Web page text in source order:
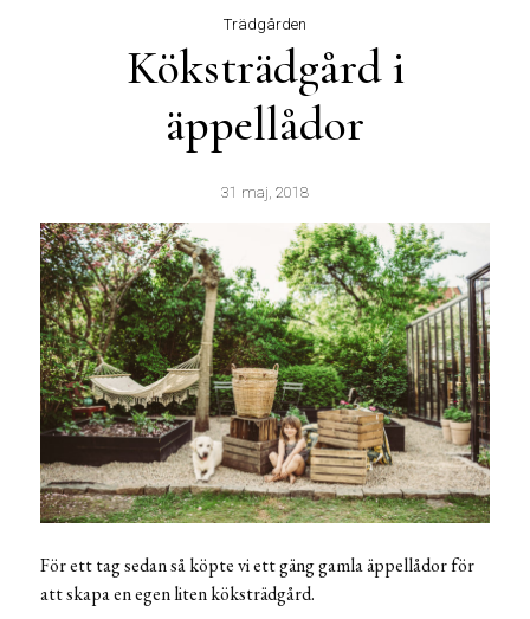
Trädgården
Köksträdgård i
äppellådor
31 maj, 2018
För ett tag sedan så köpte vi ett gäng gamla äppellådor för
att skapa en egen liten köksträdgård.